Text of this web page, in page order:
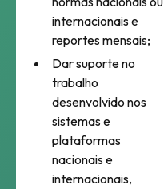
internacionais e
reportes mensais;
Dar suporte no
trabalho
desenvolvido nos
sistemas e
plataformas
nacionais e
internacionais,